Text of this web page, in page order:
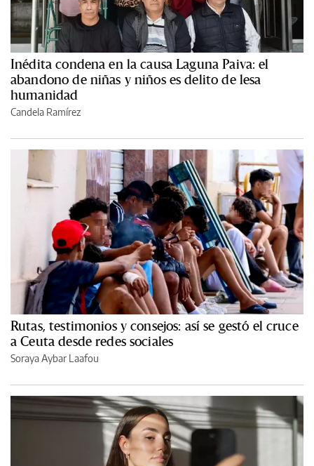
Inédita condena en la causa Laguna Paiva: el
abandono de niñas y niños es delito de lesa
humanidad
Candela Ramírez
Rutas, testimonios y consejos: así se gestó el cruce
a Ceuta desde redes sociales
Soraya Aybar Laafou